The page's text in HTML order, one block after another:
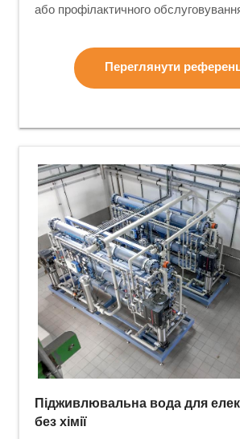
або профілактичного
Переглянути
Підживлювальна вода для
без хімії